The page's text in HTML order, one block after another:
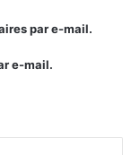
par e-mail.
e-mail.